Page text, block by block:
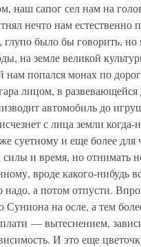
наш сапог сел нам на
нечто нам
глупо было бы говорить,
на земле великой
нам попался монах по
лицом, в
автомобиль до
с лица земли
суетному и еще более для
силы и время, но отнимать
вроде какого-нибудь
надо, а потом отпусти.
Суниона на осле, а тем
плати — вытеснением,
И это еще